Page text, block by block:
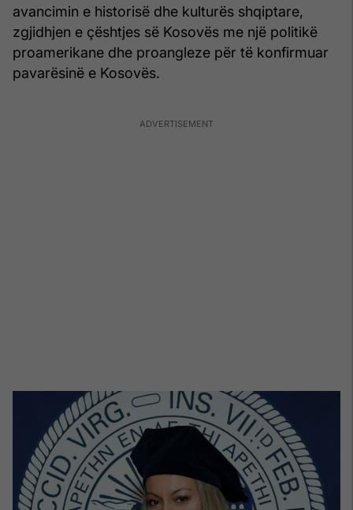
avancimin e historisë dhe kulturës shqiptare,
zgjidhjen e çështjes së Kosovës me një politikë
proamerikane dhe proangleze për të konfirmuar
pavarësinë e Kosovës.